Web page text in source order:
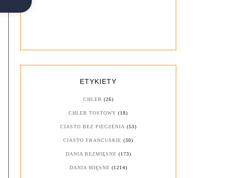
ETYKIETY
CHLEB (26)
CHLEB TOSTOWY (18)
CIASTO BEZ PIECZENIA (53)
CIASTO FRANCUSKIE (30)
DANIA BEZMIĘSNE (173)
DANIA MIĘSNE (1214)